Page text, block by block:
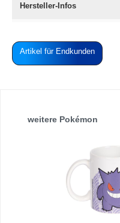
Hersteller-Infos
Artikel für Endkunden
Produktgalerie überspringen
weitere Pokémon